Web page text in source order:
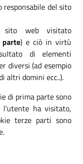
del sito
sito web visitato
) e ciò in virtù
di elementi
diversi (ad esempio
altri domini ecc..).
di prima parte sono
ha visitato,
terze parti sono